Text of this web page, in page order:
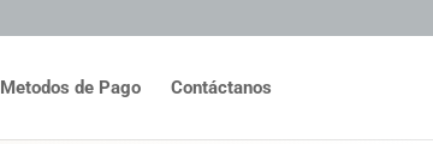
Metodos de Pago Contáctanos